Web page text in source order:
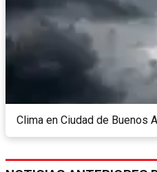
Clima en Ciudad de Buenos